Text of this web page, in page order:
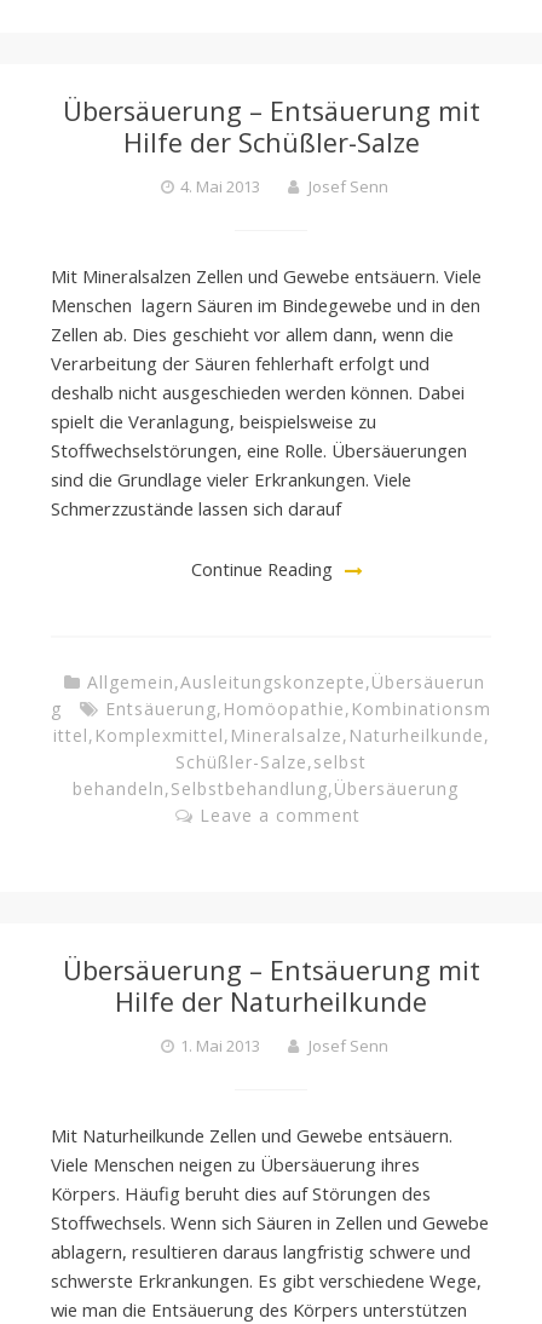
Übersäuerung – Entsäuerung mit
Hilfe der Schüßler-Salze
4. Mai 2013 Josef Senn
Mit Mineralsalzen Zellen und Gewebe entsäuern. Viele
Menschen lagern Säuren im Bindegewebe und in den
Zellen ab. Dies geschieht vor allem dann, wenn die
Verarbeitung der Säuren fehlerhaft erfolgt und
deshalb nicht ausgeschieden werden können. Dabei
spielt die Veranlagung, beispielsweise zu
Stoffwechselstörungen, eine Rolle. Übersäuerungen
sind die Grundlage vieler Erkrankungen. Viele
Schmerzzustände lassen sich darauf
Continue Reading
Allgemein,Ausleitungskonzepte,Übersäuerun
g
Entsäuerung, Homöopathie, Kombinationsm
ittel, Komplexmittel, Mineralsalze, Naturheilkunde,
Schüßler-Salze,selbst
behandeln,Selbstbehandlung,Übersäuerung
Leave a comment
Übersäuerung – Entsäuerung mit
Hilfe der Naturheilkunde
1. Mai 2013 Josef Senn
Mit Naturheilkunde Zellen und Gewebe entsäuern.
Viele Menschen neigen zu Übersäuerung ihres
Körpers. Häufig beruht dies auf Störungen des
Stoffwechsels. Wenn sich Säuren in Zellen und Gewebe
ablagern, resultieren daraus langfristig schwere und
schwerste Erkrankungen. Es gibt verschiedene Wege,
wie man die Entsäuerung des Körpers unterstützen